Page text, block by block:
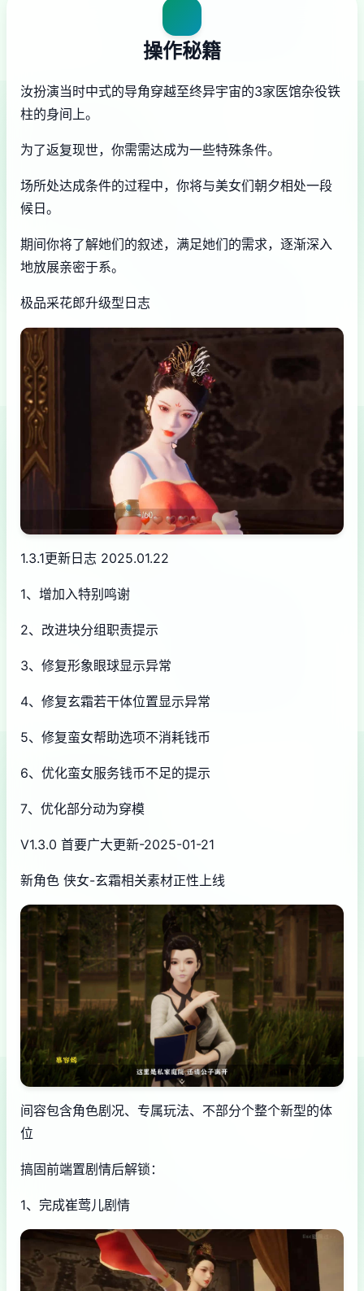
操作秘籍
汝扮演当时中式的导角穿越至终异宇宙的3家医馆杂役铁
柱的身间上。
为了返复现世，你需需达成为一些特殊条件。
场所处达成条件的过程中， 你将与美女们朝夕相处一段
候日。
期间你将了解她们的叙述，满足她们的需求，逐渐深入
地放展亲密于系。
极品采花郎升级型日志
1.3.1更新日志 2025.01.22
1、增加入特别鸣谢
2、改进块分组职责提示
3、修复形象眼球显示异常
4、修复玄霜若干体位置显示异常
5、修复蛮女帮助选项不消耗钱币
6、优化蛮女服务钱币不足的提示
7、优化部分动为穿模
V1.3.0 首要广大更新-2025-01-21
新角色 侠女-玄霜相关素材正性上线
间容包含角色剧况、专属玩法、不部分个整个新型的体
位
搞固前端置剧情后解锁：
1、完成崔莺儿剧情